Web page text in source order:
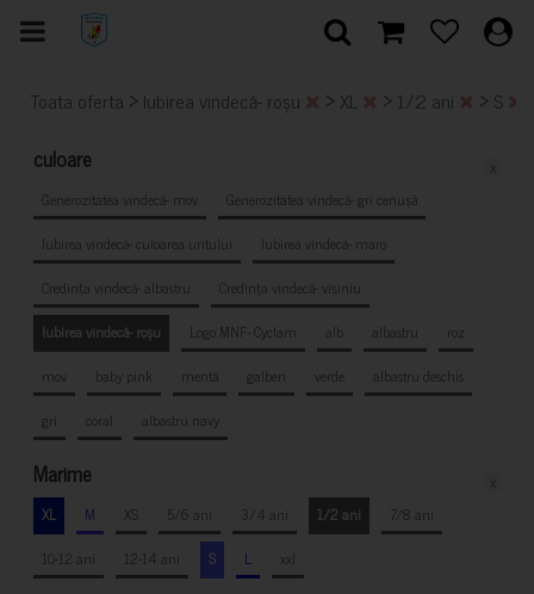
Toata oferta > Iubirea vindecă- roșu > XL > 1/2 ani > S
culoare
Generozitatea vindecă- mov
Generozitatea vindecă- gri cenușă
Iubirea vindecă- culoarea untului
Iubirea vindecă- maro
Credința vindecă- albastru
Credința vindecă- vișiniu
Iubirea vindecă- roșu
Logo MNF- Cyclam alb albastru
roz
mov
baby pink mentă galben verde
albastru deschis
gri
coral albastru navy
Marime
XL M XS 5/6 ani 3/4 ani 1/2 ani
7/8 ani
10-12 ani
12-14 ani S L xxl